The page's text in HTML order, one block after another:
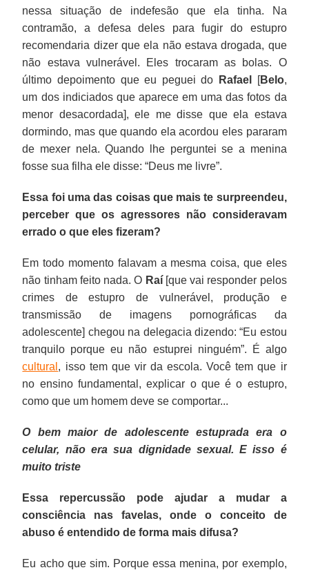
nessa situação de indefesão que ela tinha. Na
contramão, a defesa deles para fugir do estupro
recomendaria dizer que ela não estava drogada, que
não estava vulnerável. Eles trocaram as bolas. O
último depoimento que eu peguei do
Rafael [Belo,
um dos indiciados que aparece em uma das fotos da
menor desacordada], ele me disse que ela estava
dormindo, mas que quando ela acordou eles pararam
de mexer nela. Quando lhe perguntei se a menina
fosse sua filha ele disse: “Deus me livre”.
Essa foi uma das coisas que mais te surpreendeu,
perceber que os agressores não consideravam
errado o que eles fizeram?
Em todo momento falavam a mesma coisa, que eles
não tinham feito nada. O Raí[que vai responder pelos
crimes de estupro de vulnerável, produção e
transmissão de imagens pornográficas da
adolescente] chegou na delegacia dizendo: “Eu estou
tranquilo porque eu não estuprei ninguém”. É algo
cultural , isso tem que vir da escola. Você tem que ir
no ensino fundamental, explicar o que é o estupro,
como que um homem deve se comportar...
O bem maior de adolescente estuprada era o
celular, não era sua dignidade sexual. E isso é
muito triste
Essa repercussão pode ajudar a mudar a
consciência nas favelas, onde o conceito de
abuso é entendido de forma mais difusa?
Eu acho que sim. Porque essa menina, por exemplo,